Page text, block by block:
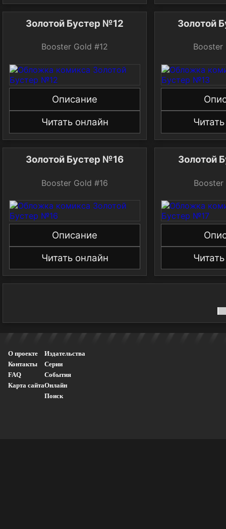
Золотой Бустер №12
Booster Gold #12
Описание
Читать онлайн
Золотой
Booster
Золотой Бустер №16
Booster Gold #16
Описание
Читать онлайн
Золотой
Booster
О проекте
Контакты
FAQ
Карта сайта
Издательства
Серии
События
Онлайн
Поиск